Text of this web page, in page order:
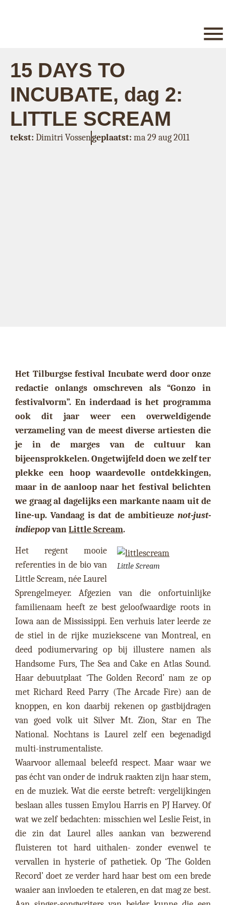
15 DAYS TO
INCUBATE, dag 2:
LITTLE SCREAM
tekst: Dimitri Vossengeplaatst: ma 29 aug 2011
Het Tilburgse festival Incubate werd door onze
redactie onlangs omschreven als “Gonzo in
festivalvorm”. En inderdaad is het programma
ook dit jaar weer een overweldigende
verzameling van de meest diverse artiesten die
je in de marges van de cultuur kan
bijeensprokkelen. Ongetwijfeld doen we zelf ter
plekke een hoop waardevolle ontdekkingen,
maar in de aanloop naar het festival belichten
we graag al dagelijks een markante naam uit de
line-up. Vandaag is dat de ambitieuze not-just-
indiepopvanLittle Scream.
Little Scream
Het regent mooie
referenties in de bio van
Little Scream, née Laurel
Sprengelmeyer. Afgezien van die onfortuinlijke
familienaam heeft ze best geloofwaardige roots in
Iowa aan de Mississippi. Een verhuis later leerde ze
de stiel in de rijke muziekscene van Montreal, en
deed podiumervaring op bij illustere namen als
Handsome Furs, The Sea and Cake en Atlas Sound.
Haar debuutplaat ‘The Golden Record’ nam ze op
met Richard Reed Parry (The Arcade Fire) aan de
knoppen, en kon daarbij rekenen op gastbijdragen
van goed volk uit Silver Mt. Zion, Star en The
National. Nochtans is Laurel zelf een begenadigd
multi-instrumentaliste.
Waarvoor allemaal beleefd respect. Maar waar we
pas écht van onder de indruk raakten zijn haar stem,
en de muziek. Wat die eerste betreft: vergelijkingen
beslaan alles tussen Emylou Harris en PJ Harvey. Of
wat we zelf bedachten: misschien wel Leslie Feist, in
die zin dat Laurel alles aankan van bezwerend
fluisteren tot hard uithalen- zonder evenwel te
vervallen in hysterie of pathetiek. Op ‘The Golden
Record’ doet ze verder hard haar best om een brede
waaier aan invloeden te etaleren, en dat mag ze best.